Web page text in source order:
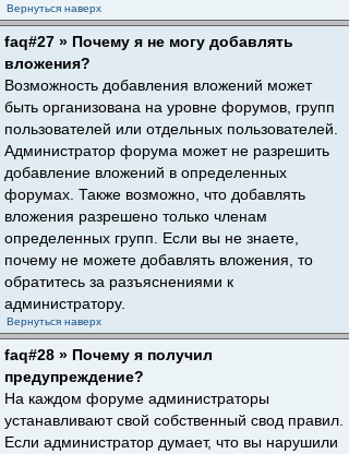
Вернуться наверх
faq#27 » Почему я не могу добавлять
вложения?
Возможность добавления вложений может
быть организована на уровне форумов, групп
пользователей или отдельных пользователей.
Администратор форума может не разрешить
добавление вложений в определенных
форумах. Также возможно, что добавлять
вложения разрешено только членам
определенных групп. Если вы не знаете,
почему не можете добавлять вложения, то
обратитесь за разъяснениями к
администратору.
Вернуться наверх
faq#28 » Почему я получил
предупреждение?
На каждом форуме администраторы
устанавливают свой собственный свод правил.
Если администратор думает, что вы нарушили